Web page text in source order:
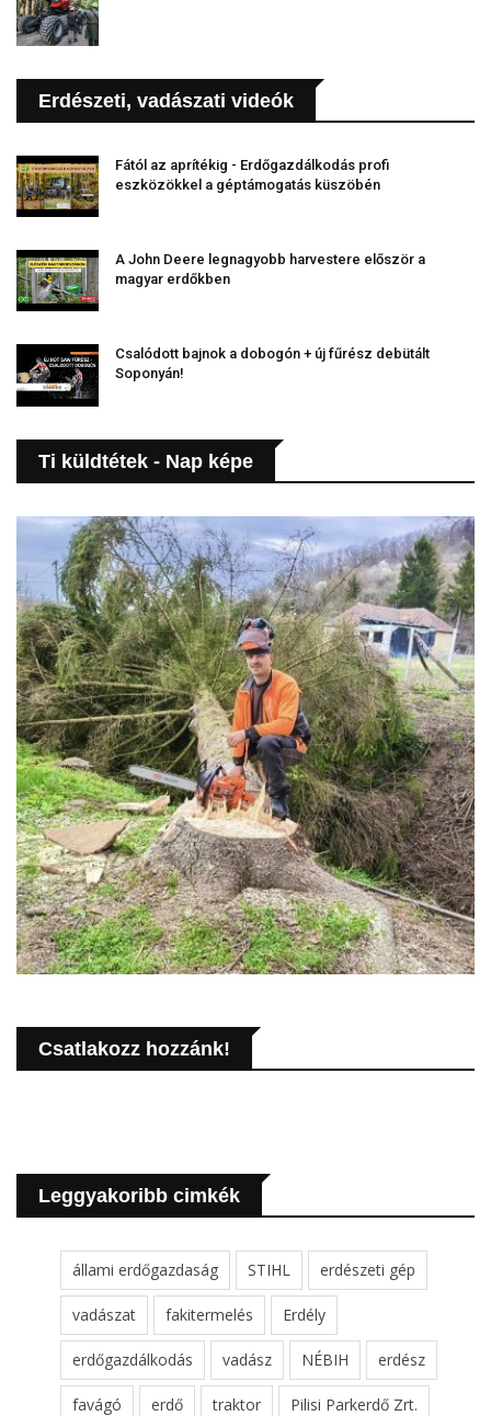
Erdészeti, vadászati videók
Fától az aprítékig - Erdőgazdálkodás profi
eszközökkel a géptámogatás küszöbén
A John Deere legnagyobb harvestere először a
magyar erdőkben
Csalódott bajnok a dobogón + új fűrész debütált
Soponyán!
Ti küldtétek - Nap képe
Csatlakozz hozzánk!
Leggyakoribb cimkék
állami erdőgazdaság STIHL erdészeti gép
vadászat fakitermelés Erdély
erdőgazdálkodás vadász NÉBIH erdész
favágó erdő traktor Pilisi Parkerdő Zrt.